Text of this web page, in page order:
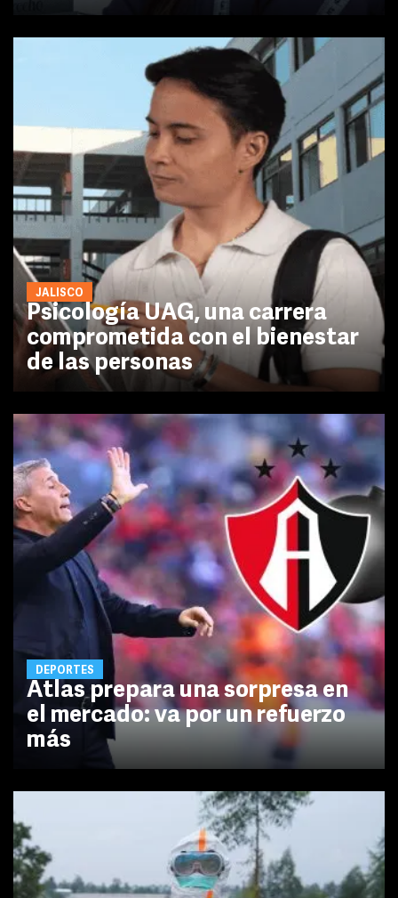
JALISCO
Psicología UAG, una carrera
comprometida con el bienestar
de las personas
DEPORTES
Atlas prepara una sorpresa en
el mercado: va por un refuerzo
más